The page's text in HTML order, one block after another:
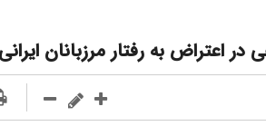
اعتراض به رفتار مرزبانان ایرانی